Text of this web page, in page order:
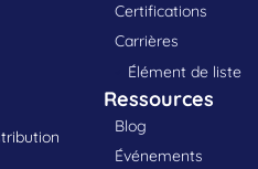
Certifications
Carrières
Élément de liste
Ressources
Blog
Événements